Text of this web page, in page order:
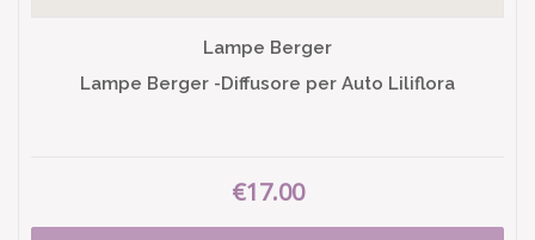
Lampe Berger
Lampe Berger -Diffusore per Auto Liliflora
€17.00